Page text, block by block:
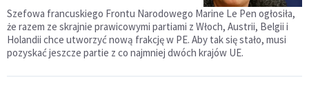
Szefowa francuskiego Frontu Narodowego Marine Le Pen ogłosiła,
że razem ze skrajnie prawicowymi partiami z Włoch, Austrii, Belgii i
Holandii chce utworzyć nową frakcję w PE. Aby tak się stało, musi
pozyskać jeszcze partie z co najmniej dwóch krajów UE.